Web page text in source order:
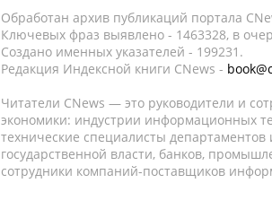
Обработан архив публикаций портала
Ключевых фраз выявлено - 1463328, в
Создано именных указателей - 199231.
Редакция Индексной книги CNews -
Читатели CNews — это руководители и
экономики: индустрии информационных
технические специалисты
государственной власти, банков,
сотрудники компаний-поставщиков